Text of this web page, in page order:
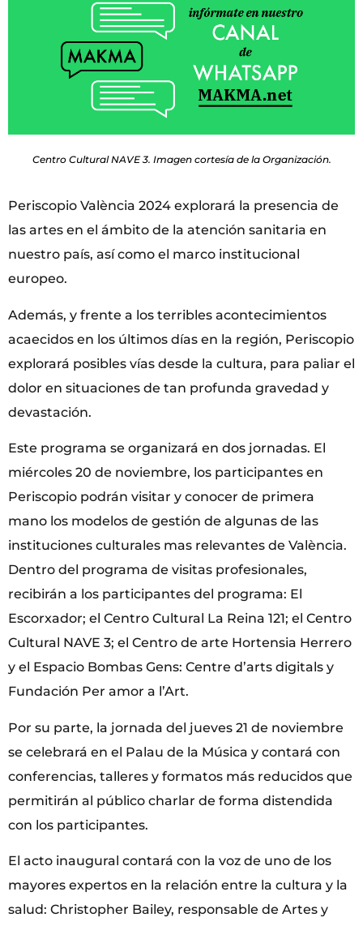
Centro Cultural NAVE 3. Imagen cortesía de la Organización.
Periscopio València 2024 explorará la presencia de
las artes en el ámbito de la atención sanitaria en
nuestro país, así como el marco institucional
europeo.
Además, y frente a los terribles acontecimientos
acaecidos en los últimos días en la región, Periscopio
explorará posibles vías desde la cultura, para paliar el
dolor en situaciones de tan profunda gravedad y
devastación.
Este programa se organizará en dos jornadas. El
miércoles 20 de noviembre, los participantes en
Periscopio podrán visitar y conocer de primera
mano los modelos de gestión de algunas de las
instituciones culturales mas relevantes de València.
Dentro del programa de visitas profesionales,
recibirán a los participantes del programa: El
Escorxador; el Centro Cultural La Reina 121; el Centro
Cultural NAVE 3; el Centro de arte Hortensia Herrero
y el Espacio Bombas Gens: Centre d’arts digitals y
Fundación Per amor a l’Art.
Por su parte, la jornada del jueves 21 de noviembre
se celebrará en el Palau de la Música y contará con
conferencias, talleres y formatos más reducidos que
permitirán al público charlar de forma distendida
con los participantes.
El acto inaugural contará con la voz de uno de los
mayores expertos en la relación entre la cultura y la
salud: Christopher Bailey, responsable de Artes y